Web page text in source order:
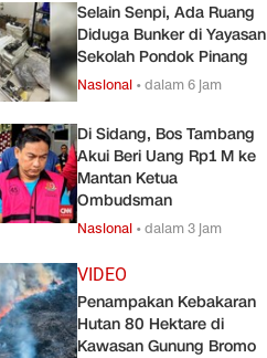
Selain Senpi, Ada Ruang
Diduga Bunker di Yayasan
Sekolah Pondok Pinang
Nasional •dalam 6 jam
Di Sidang, Bos Tambang
Akui Beri Uang Rp1 M ke
Mantan Ketua
Ombudsman
Nasional •dalam 3 jam
VIDEO
Penampakan Kebakaran
Hutan 80 Hektare di
Kawasan Gunung Bromo